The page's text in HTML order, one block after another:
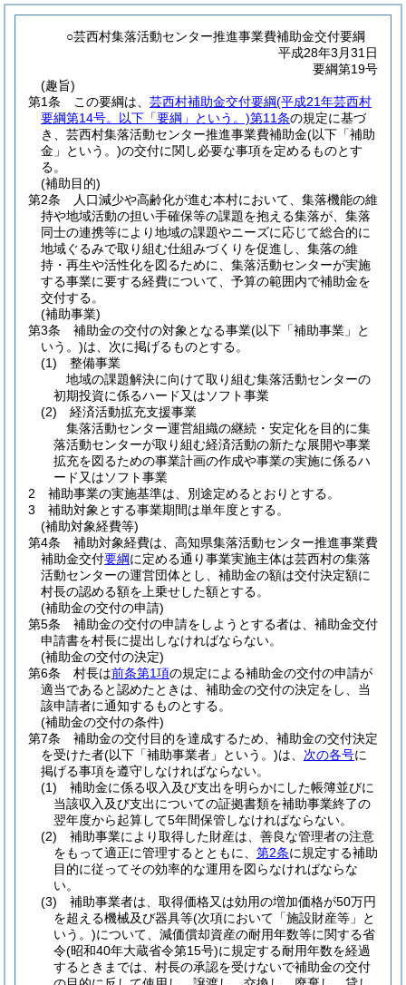
○芸西村集落活動センター推進事業費補助金交付要綱
平成28年3月31日
要綱第19号
(趣旨)
第1条
この要綱は、 芸西村補助金交付要綱(平成21年芸西村
要綱第14号。以下「要綱」という。)第11条の規定に基づ
き、芸西村集落活動センター推進事業費補助金(以下「補助
金」という。)の交付に関し必要な事項を定めるものとす
る。
(補助目的)
第2条
人口減少や高齢化が進む本村において、集落機能の維
持や地域活動の担い手確保等の課題を抱える集落が、集落
同士の連携等により地域の課題やニーズに応じて総合的に
地域ぐるみで取り組む仕組みづくりを促進し、集落の維
持・再生や活性化を図るために、集落活動センターが実施
する事業に要する経費について、予算の範囲内で補助金を
交付する。
(補助事業)
第3条
補助金の交付の対象となる事業(以下「補助事業」と
いう。)は、次に掲げるものとする。
(1)
整備事業
地域の課題解決に向けて取り組む集落活動センターの
初期投資に係るハード又はソフト事業
(2)
経済活動拡充支援事業
集落活動センター運営組織の継続・安定化を目的に集
落活動センターが取り組む経済活動の新たな展開や事業
拡充を図るための事業計画の作成や事業の実施に係るハ
ード又はソフト事業
2
補助事業の実施基準は、別途定めるとおりとする。
3
補助対象とする事業期間は単年度とする。
(補助対象経費等)
第4条
補助対象経費は、高知県集落活動センター推進事業費
補助金交付要綱に定める通り事業実施主体は芸西村の集落
活動センターの運営団体とし、補助金の額は交付決定額に
村長の認める額を上乗せした額とする。
(補助金の交付の申請)
第5条
補助金の交付の申請をしようとする者は、補助金交付
申請書を村長に提出しなければならない。
(補助金の交付の決定)
第6条
村長は前条第1項の規定による補助金の交付の申請が
適当であると認めたときは、補助金の交付の決定をし、当
該申請者に通知するものとする。
(補助金の交付の条件)
第7条
補助金の交付目的を達成するため、補助金の交付決定
を受けた者(以下「補助事業者」という。)は、 次の各号に
掲げる事項を遵守しなければならない。
(1)
補助金に係る収入及び支出を明らかにした帳簿並びに
当該収入及び支出についての証拠書類を補助事業終了の
翌年度から起算して5年間保管しなければならない。
(2)
補助事業により取得した財産は、善良な管理者の注意
をもって適正に管理するとともに、 第2条に規定する補助
目的に従ってその効率的な運用を図らなければならな
い。
(3)
補助事業者は、取得価格又は効用の増加価格が50万円
を超える機械及び器具等(次項において「施設財産等」と
いう。)について、減価償却資産の耐用年数等に関する省
令(昭和40年大蔵省令第15号)に規定する耐用年数を経過
するときまでは、村長の承認を受けないで補助金の交付